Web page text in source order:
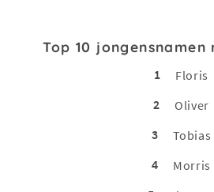
Top 10
1
Floris
2
Oliver
3
Tobias
4
Morris